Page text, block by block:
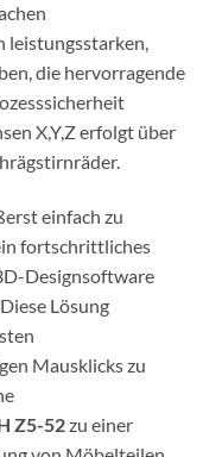
leistungsstarken,
die hervorragende
X,Y,Z erfolgt über
einfach zu
fortschrittliches
Designsoftware
Lösung
Mausklicks zu
Z5-52zu einer